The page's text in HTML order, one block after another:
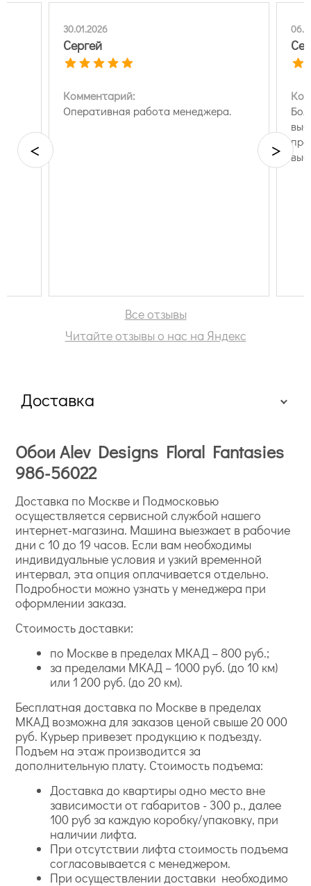
30.01.2026
Сергей
Комментарий:
Оперативная работа менеджера.
< >
Все отзывы
Читайте отзывы о нас на Яндекс
Доставка
Обои Alev Designs Floral Fantasies
986-56022
Доставка по Москве и Подмосковью
осуществляется сервисной службой нашего
интернет-магазина. Машина выезжает в рабочие
дни с 10 до 19 часов. Если вам необходимы
индивидуальные условия и узкий временной
интервал, эта опция оплачивается отдельно.
Подробности можно узнать у менеджера при
оформлении заказа.
Стоимость доставки:
по Москве в пределах МКАД – 800 руб.;
за пределами МКАД – 1000 руб. (до 10 км)
или 1 200 руб. (до 20 км).
Бесплатная доставка по Москве в пределах
МКАД возможна для заказов ценой свыше 20 000
руб. Курьер привезет продукцию к подъезду.
Подъем на этаж производится за
дополнительную плату. Стоимость подъема:
Доставка до квартиры одно место вне
зависимости от габаритов - 300 р., далее
100 руб за каждую коробку/упаковку, при
наличии лифта.
При отсутствии лифта стоимость подъема
согласовывается с менеджером.
При осуществлении доставки необходимо